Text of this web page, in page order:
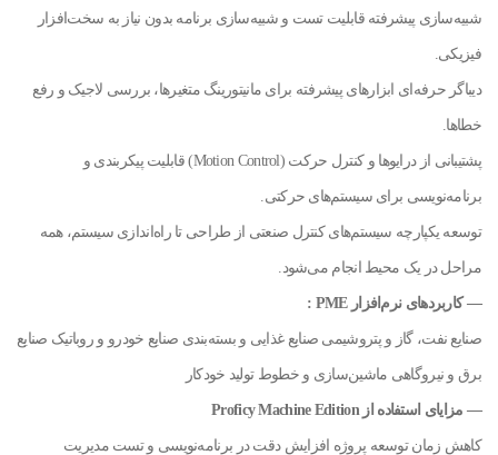
شبیه‌سازی پیشرفته قابلیت تست و شبیه‌سازی برنامه بدون نیاز به سخت‌افزار
فیزیکی.
دیباگر حرفه‌ای ابزارهای پیشرفته برای مانیتورینگ متغیرها، بررسی لاجیک و رفع
خطاها.
پشتیبانی از درایوها و کنترل حرکت (Motion Control) قابلیت پیکربندی و
برنامه‌نویسی برای سیستم‌های حرکتی.
توسعه یکپارچه سیستم‌های کنترل صنعتی از طراحی تا راه‌اندازی سیستم، همه
مراحل در یک محیط انجام می‌شود.
— کاربردهای نرم‌افزار PME :
صنایع نفت، گاز و پتروشیمی صنایع غذایی و بسته‌بندی صنایع خودرو و روباتیک صنایع
برق و نیروگاهی ماشین‌سازی و خطوط تولید خودکار
— مزایای استفاده از Proficy Machine Edition
کاهش زمان توسعه پروژه افزایش دقت در برنامه‌نویسی و تست مدیریت